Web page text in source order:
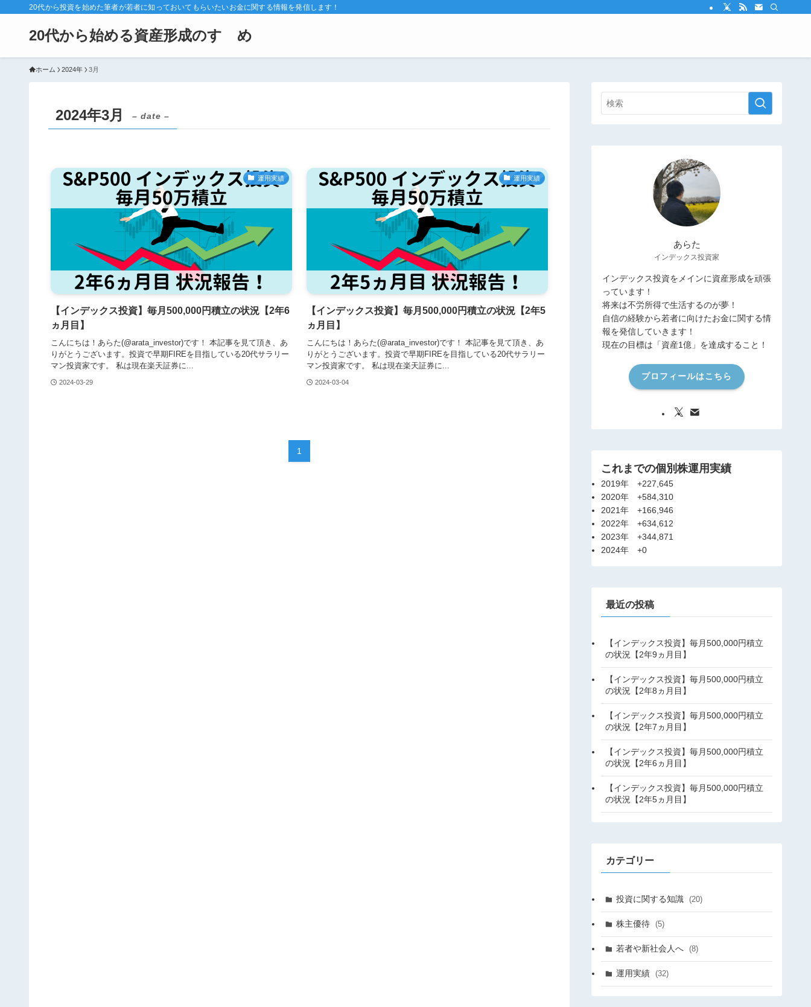
20代から投資を始めた筆者が若者に知っておいてもらいたいお金に関する情報を発信します！
20代から始める資産形成のすゝめ
ホーム 2024年 3月
2024年3月 – date –
運用実績
【インデックス投資】毎月500,000円積立の状況【2年6
ヵ月目】
こんにちは！あらた(@arata_investor)です！ 本記事を見て頂き、あ
りがとうございます。投資で早期FIREを目指している20代サラリー
マン投資家です。 私は現在楽天証券に...
2024-03-29
運用実績
【インデックス投資】毎月500,000円積立の状況【2年5
ヵ月目】
こんにちは！あらた(@arata_investor)です！ 本記事を見て頂き、あ
りがとうございます。投資で早期FIREを目指している20代サラリー
マン投資家です。 私は現在楽天証券に...
2024-03-04
1
あらた
インデックス投資家
インデックス投資をメインに資産形成を頑張
っています！
将来は不労所得で生活するのが夢！
自信の経験から若者に向けたお金に関する情
報を発信していきます！
現在の目標は「資産1億」を達成すること！
プロフィールはこちら
これまでの個別株運用実績
2019年 +227,645
2020年 +584,310
2021年 +166,946
2022年 +634,612
2023年 +344,871
2024年 +0
最近の投稿
【インデックス投資】毎月500,000円積立
の状況【2年9ヵ月目】
【インデックス投資】毎月500,000円積立
の状況【2年8ヵ月目】
【インデックス投資】毎月500,000円積立
の状況【2年7ヵ月目】
【インデックス投資】毎月500,000円積立
の状況【2年6ヵ月目】
【インデックス投資】毎月500,000円積立
の状況【2年5ヵ月目】
カテゴリー
投資に関する知識 (20)
株主優待 (5)
若者や新社会人へ (8)
運用実績 (32)